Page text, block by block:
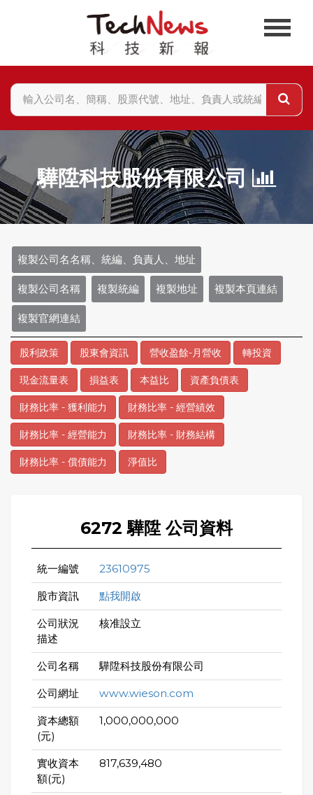
驊陞科技股份有限公司
複製公司名名稱、統編、負責人、地址
複製公司名稱 複製統編 複製地址 複製本頁連結
複製官網連結
股利政策 股東會資訊 營收盈餘-月營收 轉投資
現金流量表 損益表 本益比 資產負債表
財務比率 - 獲利能力 財務比率 - 經營績效
財務比率 - 經營能力 財務比率 - 財務結構
財務比率 - 償債能力 淨值比
6272 驊陞 公司資料
統一編號 23610975
股市資訊 點我開啟
公司狀況
描述
核准設立
公司名稱 驊陞科技股份有限公司
公司網址 www.wieson.com
資本總額
(元)
1,000,000,000
實收資本
額(元)
817,639,480